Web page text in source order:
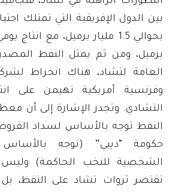
بين الدول الإفريقية التي تمتلك
برميل، ومن ثم يمثل النفط المصدر
العامة لتشاد، هناك انخراط
وفرنسية أمريكية تهيمن على
التشادي. وتجدر الإشارة إلى أن
النفط توجه بالأساس لسداد
حكومة “ديبي” (توجه
الشخصية للنخب الحاكمة) وليس
تقتصر ثروات تشاد على النفط،